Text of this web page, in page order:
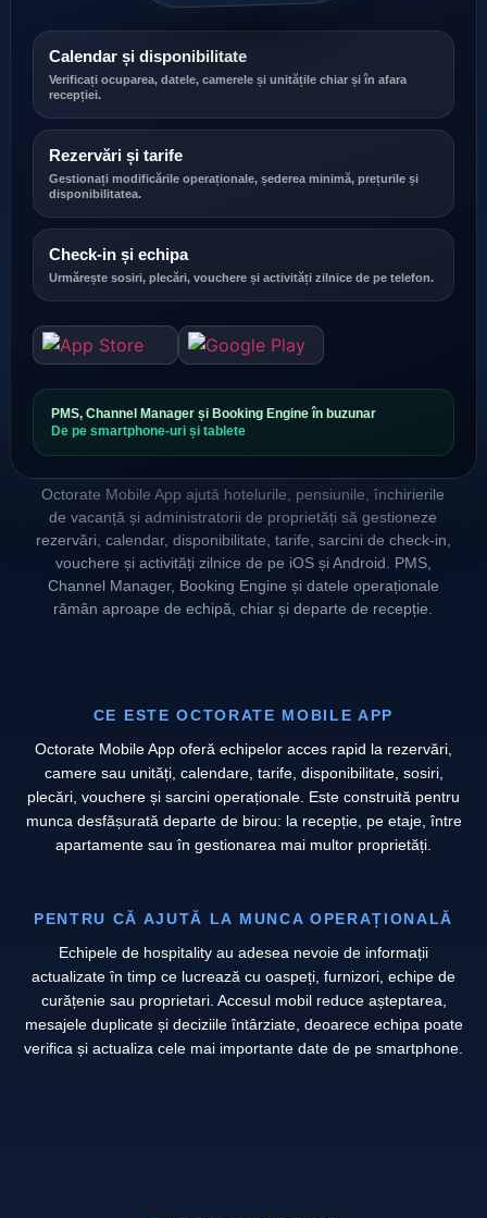
Octorate Mobile App ajută hotelurile, pensiunile, închirierile
de vacanță și administratorii de proprietăți să gestioneze
rezervări, calendar, disponibilitate, tarife, sarcini de check-in,
vouchere și activități zilnice de pe iOS și Android. PMS,
Channel Manager, Booking Engine și datele operaționale
rămân aproape de echipă, chiar și departe de recepție.
Calendar și disponibilitate
Verificați ocuparea, datele, camerele și unitățile chiar și în afara
recepției.
Rezervări și tarife
Gestionați modificările operaționale, șederea minimă, prețurile și
disponibilitatea.
Check-in și echipa
Urmărește sosiri, plecări, vouchere și activități zilnice de pe telefon.
PMS, Channel Manager și Booking Engine în buzunar
De pe smartphone-uri și tablete
CE ESTE OCTORATE MOBILE APP
Octorate Mobile App oferă echipelor acces rapid la rezervări,
camere sau unități, calendare, tarife, disponibilitate, sosiri,
plecări, vouchere și sarcini operaționale. Este construită pentru
munca desfășurată departe de birou: la recepție, pe etaje, între
apartamente sau în gestionarea mai multor proprietăți.
PENTRU CĂ AJUTĂ LA MUNCA OPERAȚIONALĂ
Echipele de hospitality au adesea nevoie de informații
actualizate în timp ce lucrează cu oaspeți, furnizori, echipe de
curățenie sau proprietari. Accesul mobil reduce așteptarea,
mesajele duplicate și deciziile întârziate, deoarece echipa poate
verifica și actualiza cele mai importante date de pe smartphone.